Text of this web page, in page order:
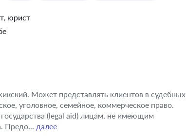
юрист
Может представлять клиентов в судебных
уголовное, семейное, коммерческое право.
(legal aid) лицам, не имеющим
Предо... далее